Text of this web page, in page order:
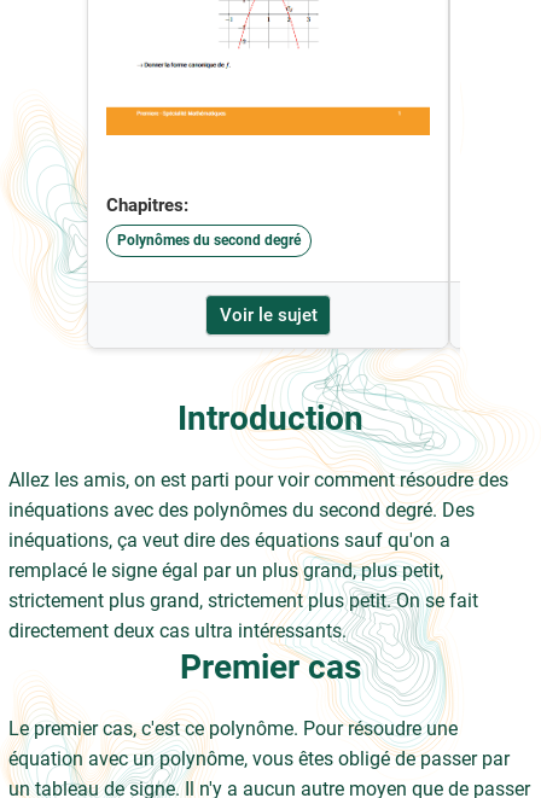
Chapitres:
Polynômes du second degré
Voir le sujet
Introduction
Allez les amis, on est parti pour voir comment résoudre des
inéquations avec des polynômes du second degré. Des
inéquations, ça veut dire des équations sauf qu'on a
remplacé le signe égal par un plus grand, plus petit,
strictement plus grand, strictement plus petit. On se fait
directement deux cas ultra intéressants.
Premier cas
Le premier cas, c'est ce polynôme. Pour résoudre une
équation avec un polynôme, vous êtes obligé de passer par
un tableau de signe. Il n'y a aucun autre moyen que de passer